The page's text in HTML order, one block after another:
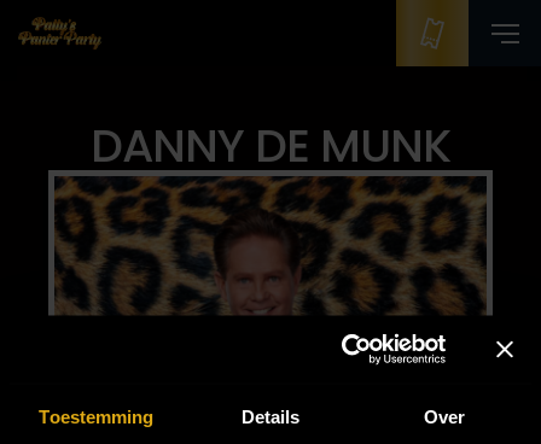
Toestemming Details Over
DANNY DE MUNK